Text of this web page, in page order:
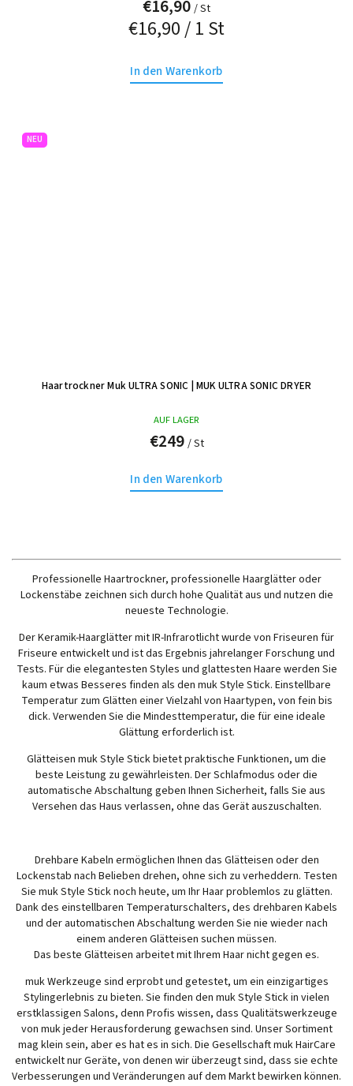
€16,90 / St
€16,90 / 1 St
In den Warenkorb
NEU
Haartrockner Muk ULTRA SONIC | MUK ULTRA SONIC DRYER
AUF LAGER
€249 / St
In den Warenkorb
Professionelle Haartrockner, professionelle Haarglätter oder
Lockenstäbe zeichnen sich durch hohe Qualität aus und nutzen die
neueste Technologie.
Der Keramik-Haarglätter mit IR-Infrarotlicht wurde von Friseuren für
Friseure entwickelt und ist das Ergebnis jahrelanger Forschung und
Tests. Für die elegantesten Styles und glattesten Haare werden Sie
kaum etwas Besseres finden als den muk Style Stick. Einstellbare
Temperatur zum Glätten einer Vielzahl von Haartypen, von fein bis
dick. Verwenden Sie die Mindesttemperatur, die für eine ideale
Glättung erforderlich ist.
Glätteisen muk Style Stick bietet praktische Funktionen, um die
beste Leistung zu gewährleisten. Der Schlafmodus oder die
automatische Abschaltung geben Ihnen Sicherheit, falls Sie aus
Versehen das Haus verlassen, ohne das Gerät auszuschalten.
Drehbare Kabeln ermöglichen Ihnen das Glätteisen oder den
Lockenstab nach Belieben drehen, ohne sich zu verheddern. Testen
Sie muk Style Stick noch heute, um Ihr Haar problemlos zu glätten.
Dank des einstellbaren Temperaturschalters, des drehbaren Kabels
und der automatischen Abschaltung werden Sie nie wieder nach
einem anderen Glätteisen suchen müssen.
Das beste Glätteisen arbeitet mit Ihrem Haar nicht gegen es.
muk Werkzeuge sind erprobt und getestet, um ein einzigartiges
Stylingerlebnis zu bieten. Sie finden den muk Style Stick in vielen
erstklassigen Salons, denn Profis wissen, dass Qualitätswerkzeuge
von muk jeder Herausforderung gewachsen sind. Unser Sortiment
mag klein sein, aber es hat es in sich. Die Gesellschaft muk HairCare
entwickelt nur Geräte, von denen wir überzeugt sind, dass sie echte
Verbesserungen und Veränderungen auf dem Markt bewirken können.